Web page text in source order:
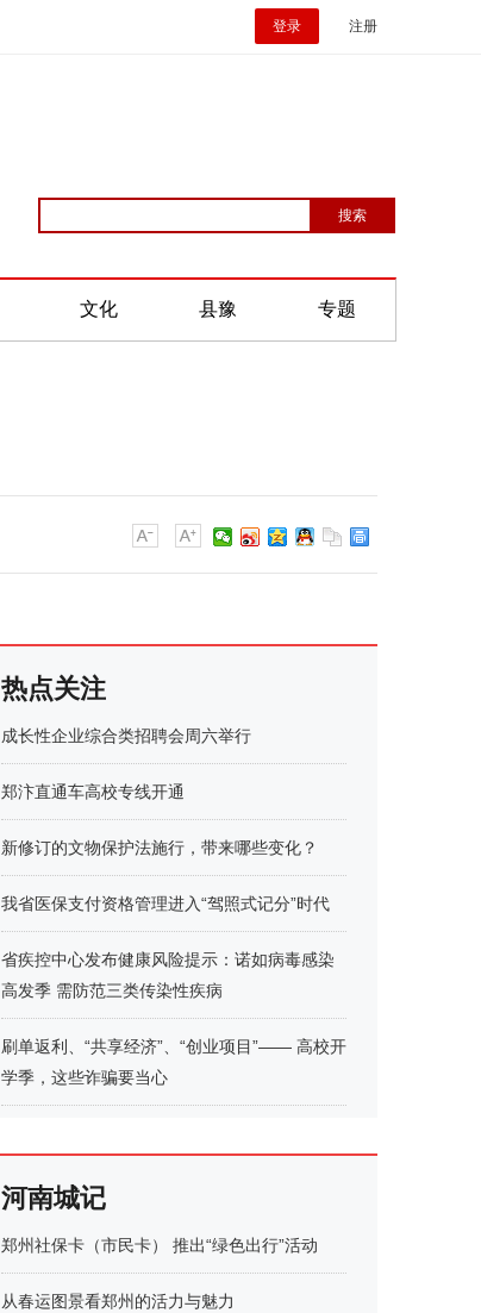
登录 注册
文化 县豫 专题
热点关注
成长性企业综合类招聘会周六举行
郑汴直通车高校专线开通
新修订的文物保护法施行，带来哪些变化？
我省医保支付资格管理进入“驾照式记分”时代
省疾控中心发布健康风险提示：诺如病毒感染
高发季 需防范三类传染性疾病
刷单返利、“共享经济”、“创业项目”—— 高校开
学季，这些诈骗要当心
河南城记
郑州社保卡（市民卡） 推出“绿色出行”活动
从春运图景看郑州的活力与魅力